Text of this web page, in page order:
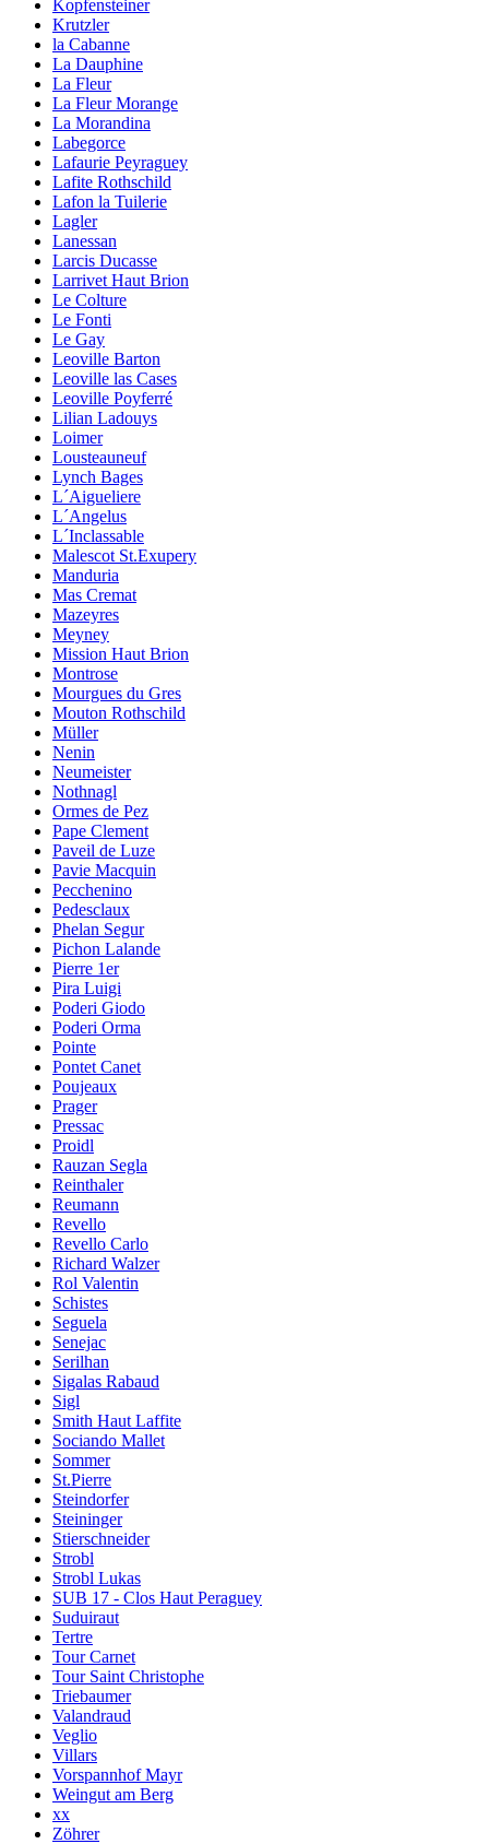
Kopfensteiner
Krutzler
la Cabanne
La Dauphine
La Fleur
La Fleur Morange
La Morandina
Labegorce
Lafaurie Peyraguey
Lafite Rothschild
Lafon la Tuilerie
Lagler
Lanessan
Larcis Ducasse
Larrivet Haut Brion
Le Colture
Le Fonti
Le Gay
Leoville Barton
Leoville las Cases
Leoville Poyferré
Lilian Ladouys
Loimer
Lousteauneuf
Lynch Bages
L´Aigueliere
L´Angelus
L´Inclassable
Malescot St.Exupery
Manduria
Mas Cremat
Mazeyres
Meyney
Mission Haut Brion
Montrose
Mourgues du Gres
Mouton Rothschild
Müller
Nenin
Neumeister
Nothnagl
Ormes de Pez
Pape Clement
Paveil de Luze
Pavie Macquin
Pecchenino
Pedesclaux
Phelan Segur
Pichon Lalande
Pierre 1er
Pira Luigi
Poderi Giodo
Poderi Orma
Pointe
Pontet Canet
Poujeaux
Prager
Pressac
Proidl
Rauzan Segla
Reinthaler
Reumann
Revello
Revello Carlo
Richard Walzer
Rol Valentin
Schistes
Seguela
Senejac
Serilhan
Sigalas Rabaud
Sigl
Smith Haut Laffite
Sociando Mallet
Sommer
St.Pierre
Steindorfer
Steininger
Stierschneider
Strobl
Strobl Lukas
SUB 17 - Clos Haut Peraguey
Suduiraut
Tertre
Tour Carnet
Tour Saint Christophe
Triebaumer
Valandraud
Veglio
Villars
Vorspannhof Mayr
Weingut am Berg
xx
Zöhrer